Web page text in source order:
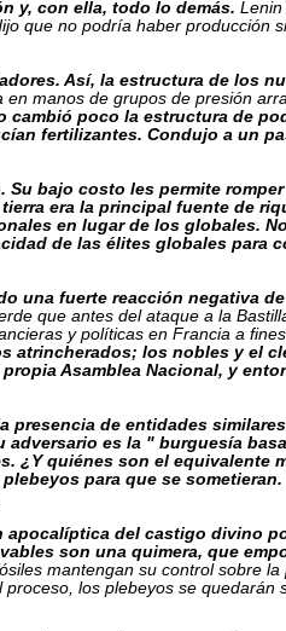
y, con ella, todo lo demás. Lenin
que no podría haber producción
Así, la estructura de los
en manos de grupos de presión
cambió poco la estructura de
fertilizantes. Condujo a un
bajo costo les permite
era la principal fuente de
en lugar de los globales.
de las élites globales para
una fuerte reacción negativa
que antes del ataque a la
y políticas en Francia a
atrincherados; los nobles y el
Asamblea Nacional, y
presencia de entidades
es la " burguesía
¿Y quiénes son el equivalente
para que se
del castigo divino
son una quimera, que
mantengan su control sobre
los plebeyos se quedarán